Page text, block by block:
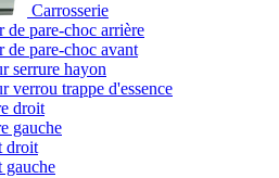
Carrosserie
de pare-choc arrière
de pare-choc avant
serrure hayon
verrou trappe d'essence
droit
gauche
droit
gauche